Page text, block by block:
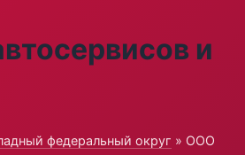
и
федеральный округ » ООО